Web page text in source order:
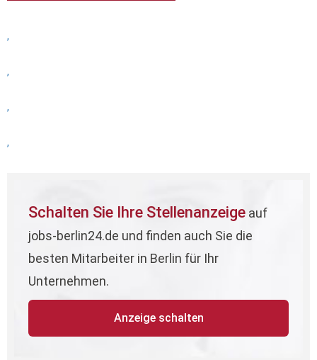
,
,
,
,
Schalten Sie Ihre Stellenanzeige auf
jobs-berlin24.de und finden auch Sie die
besten Mitarbeiter in Berlin für Ihr
Unternehmen.
Anzeige schalten